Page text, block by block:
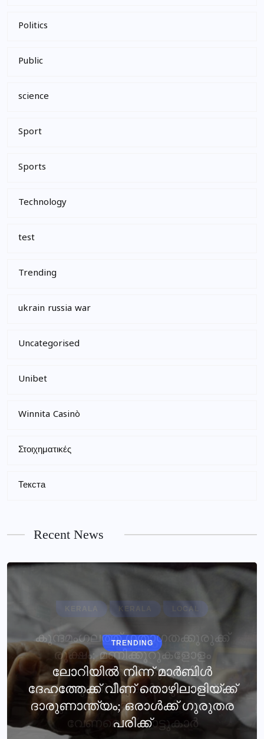
Politics
Public
science
Sport
Sports
Technology
test
Trending
ukrain russia war
Uncategorised
Unibet
Winnita Casinò
Στοιχηματικές
Текста
Recent News
TRENDING
ലോറിയില്‍ നിന്ന് മാര്‍ബിള്‍
ദേഹത്തേക്ക് വീണ് തൊഴിലാളിയ്ക്ക്
ദാരുണാന്ത്യം; ഒരാൾക്ക് ഗുരുതര
പരിക്ക്